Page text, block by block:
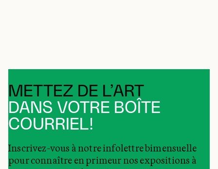
METTEZ DE L’ART
DANS VOTRE BOÎTE
COURRIEL!
Inscrivez-vous à notre infolettre bimensuelle
pour connaître en primeur nos expositions à